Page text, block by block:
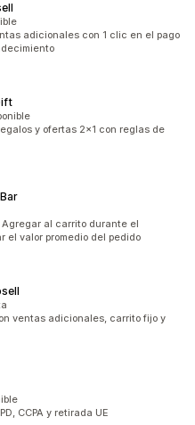
adicionales con 1 clic en el pago
y ofertas 2x1 con reglas de
al carrito durante el
el valor promedio del pedido
ventas adicionales, carrito fijo y
CCPA y retirada UE